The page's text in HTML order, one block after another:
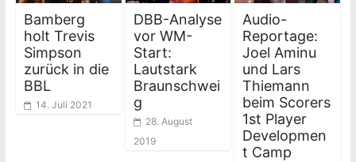
Bamberg
holt Trevis
Simpson
zurück in die
BBL
14. Juli 2021
DBB-Analyse
vor WM-
Start:
Lautstark
Braunschwei
g
28. August
2019
Audio-
Reportage:
Joel Aminu
und Lars
Thiemann
beim Scorers
1st Player
Developmen
t Camp